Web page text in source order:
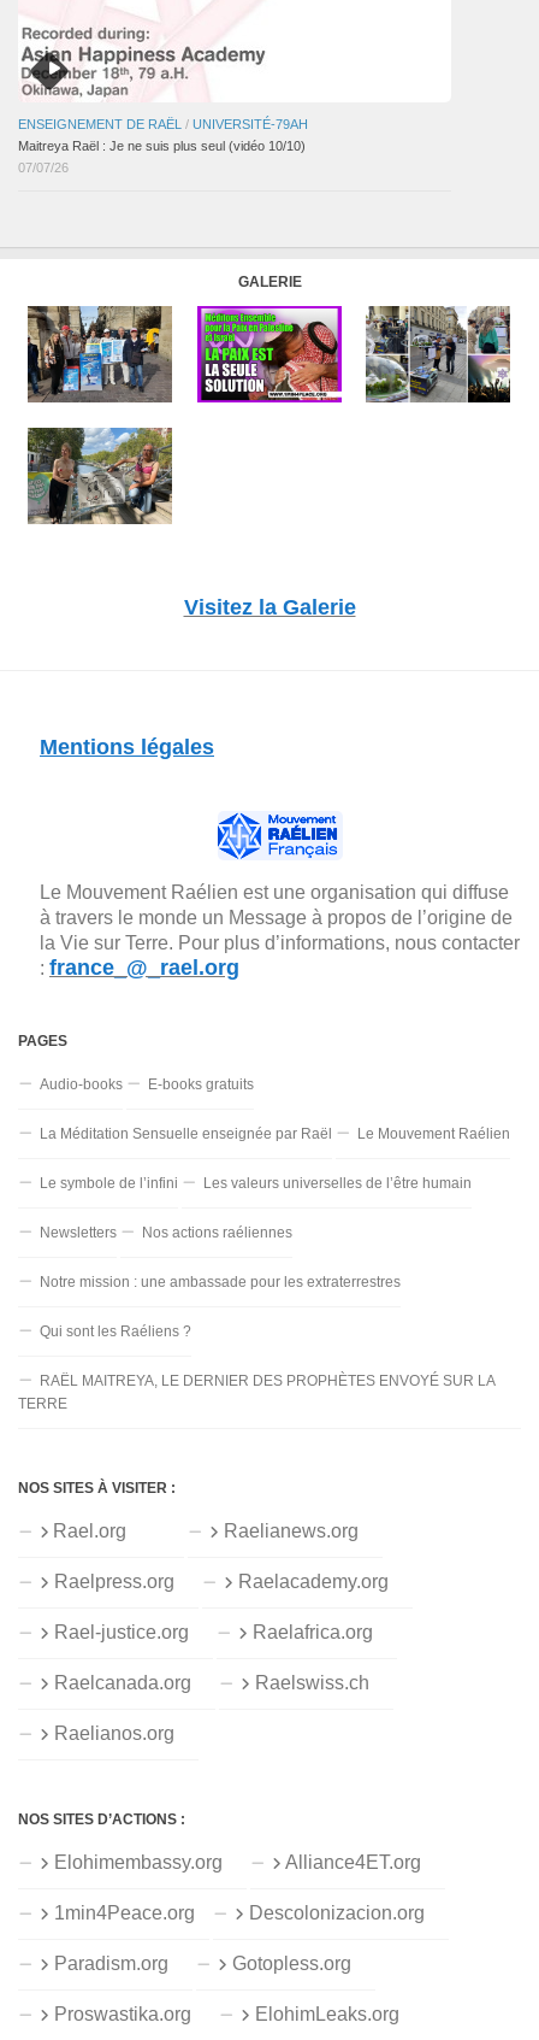
ENSEIGNEMENT DE RAËL / UNIVERSITÉ-79AH
Maitreya Raël : Je ne suis plus seul (vidéo 10/10)
07/07/26
GALERIE
Visitez la Galerie
Mentions légales
Le Mouvement Raélien est une organisation qui diffuse
à travers le monde un Message à propos de l’origine de
la Vie sur Terre. Pour plus d’informations, nous contacter
: france_@_rael.org
PAGES
Audio-books E-books gratuits
La Méditation Sensuelle enseignée par Raël Le Mouvement Raélien
Le symbole de l’infini Les valeurs universelles de l’être humain
Newsletters Nos actions raéliennes
Notre mission : une ambassade pour les extraterrestres
Qui sont les Raéliens ?
RAËL MAITREYA, LE DERNIER DES PROPHÈTES ENVOYÉ SUR LA
TERRE
NOS SITES À VISITER :
Rael.org Raelianews.org
Raelpress.org Raelacademy.org
Rael-justice.org Raelafrica.org
Raelcanada.org Raelswiss.ch
Raelianos.org
NOS SITES D’ACTIONS :
Elohimembassy.org Alliance4ET.org
1min4Peace.org Descolonizacion.org
Paradism.org Gotopless.org
Proswastika.org ElohimLeaks.org